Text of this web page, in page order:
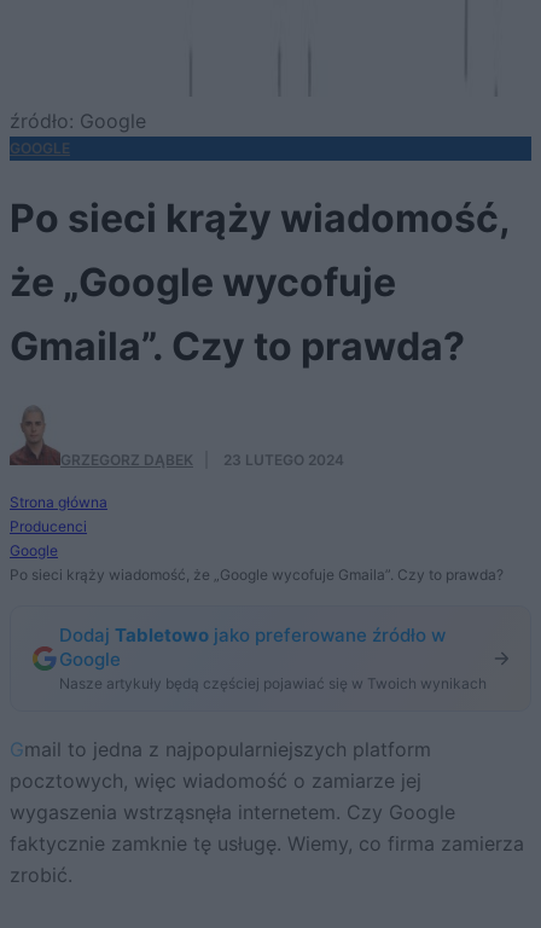
źródło: Google
GOOGLE
Po sieci krąży wiadomość,
że „Google wycofuje
Gmaila”. Czy to prawda?
GRZEGORZ DĄBEK 23 LUTEGO 2024
Strona główna
Producenci
Google
Po sieci krąży wiadomość, że „Google wycofuje Gmaila”. Czy to prawda?
Dodaj Tabletowo jako preferowane źródło w
Google
Nasze artykuły będą częściej pojawiać się w Twoich wynikach
Gmail to jedna z najpopularniejszych platform
pocztowych, więc wiadomość o zamiarze jej
wygaszenia wstrząsnęła internetem. Czy Google
faktycznie zamknie tę usługę. Wiemy, co firma zamierza
zrobić.